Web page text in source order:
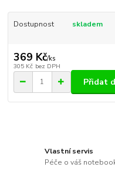
Dostupnost skladem
369 Kč/ks
305 Kč bez DPH
Přidat
Vlastní servis
Péče o váš